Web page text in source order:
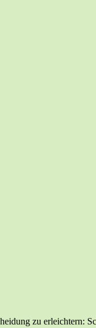
zu erleich­tern: